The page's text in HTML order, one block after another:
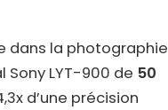
dans la photographie
LYT-900 de 50
d’une précision